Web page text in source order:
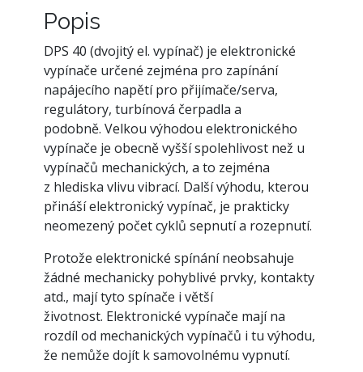
Popis
DPS 40 (dvojitý el. vypínač) je elektronické
vypínače určené zejména pro zapínání
napájecího napětí pro přijímače/serva,
regulátory, turbínová čerpadla a
podobně. Velkou výhodou elektronického
vypínače je obecně vyšší spolehlivost než u
vypínačů mechanických, a to zejména
z hlediska vlivu vibrací. Další výhodu, kterou
přináší elektronický vypínač, je prakticky
neomezený počet cyklů sepnutí a rozepnutí.
Protože elektronické spínání neobsahuje
žádné mechanicky pohyblivé prvky, kontakty
atd., mají tyto spínače i větší
životnost. Elektronické vypínače mají na
rozdíl od mechanických vypínačů i tu výhodu,
že nemůže dojít k samovolnému vypnutí.